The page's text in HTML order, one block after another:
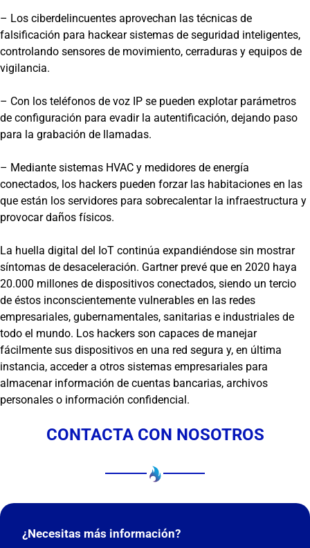
– Los ciberdelincuentes aprovechan las técnicas de
falsificación para hackear sistemas de seguridad inteligentes,
controlando sensores de movimiento, cerraduras y equipos de
vigilancia.
– Con los teléfonos de voz IP se pueden explotar parámetros
de configuración para evadir la autentificación, dejando paso
para la grabación de llamadas.
– Mediante sistemas HVAC y medidores de energía
conectados, los hackers pueden forzar las habitaciones en las
que están los servidores para sobrecalentar la infraestructura y
provocar daños físicos.
La huella digital del IoT continúa expandiéndose sin mostrar
síntomas de desaceleración. Gartner prevé que en 2020 haya
20.000 millones de dispositivos conectados, siendo un tercio
de éstos inconscientemente vulnerables en las redes
empresariales, gubernamentales, sanitarias e industriales de
todo el mundo. Los hackers son capaces de manejar
fácilmente sus dispositivos en una red segura y, en última
instancia, acceder a otros sistemas empresariales para
almacenar información de cuentas bancarias, archivos
personales o información confidencial.
CONTACTA CON NOSOTROS
¿Necesitas más información?